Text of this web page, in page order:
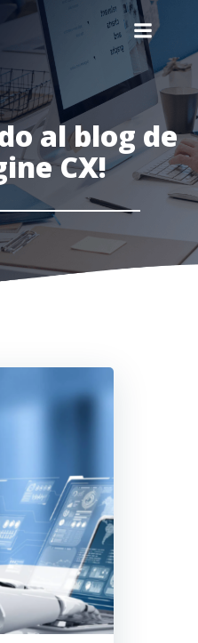
al blog de
CX!